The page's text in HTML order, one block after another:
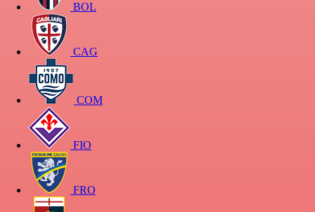
BOL
CAG
COM
FIO
FRO